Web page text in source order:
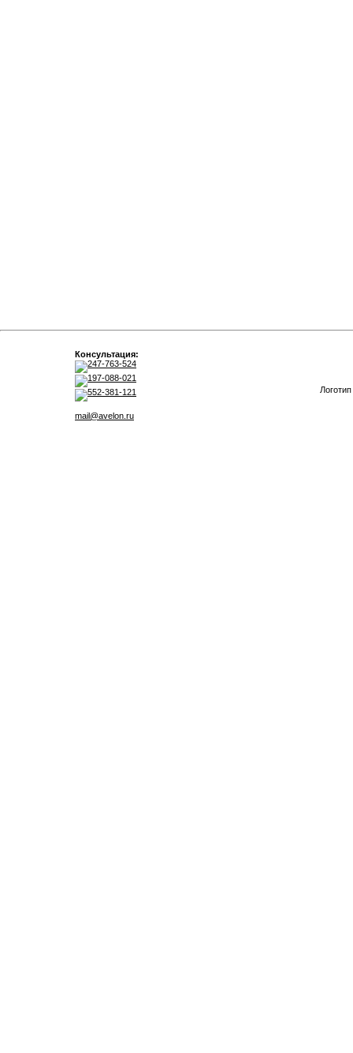
Консультация:
247-763-524
197-088-021
552-381-121
mail@avelon.ru